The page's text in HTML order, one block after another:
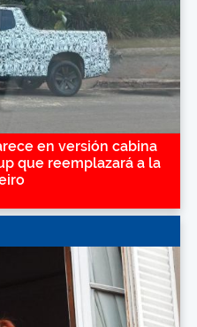
en versión cabina
que reemplazará a la